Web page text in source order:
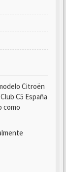
Citroën
C5 España
como